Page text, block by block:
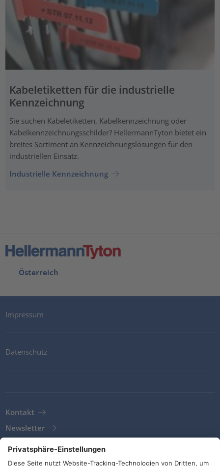
Kabeletiketten für die industrielle
Kennzeichnung
Sie suchen Kabeletiketten, Kabelkennzeichnung oder
Kabelkennzeichnungsschilder? HellermannTyton bietet ein
breites Sortiment an Kennzeichnungslösungen für den
industriellen Einsatz.
Industrielle Kennzeichnung
Österreich
Impressum
Datenschutz
Kontakt
Newsletter